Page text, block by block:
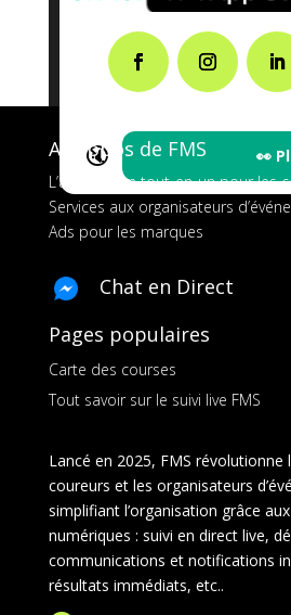
🔇 👀
A propos de FMS
L’application tout-en-un pour les
Services aux organisateurs
Ads pour les marques
Chat en Direct
Pages populaires
Carte des courses
Tout savoir sur le suivi live FMS
Lancé en 2025, FMS révolutionne
coureurs et les organisateurs
simplifiant l’organisation grâce
numériques : suivi en direct live,
communications et notifications
résultats immédiats, etc..